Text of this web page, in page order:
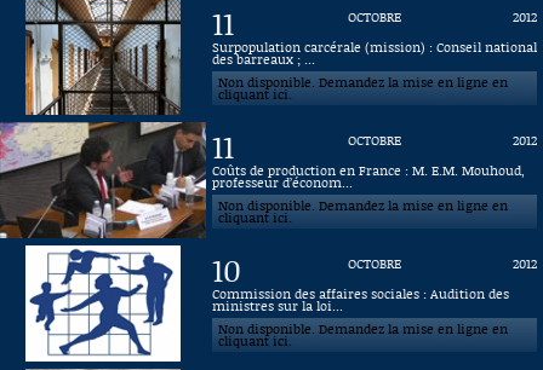
11 OCTOBRE
2012
Surpopulation carcérale (mission) : Conseil national
des barreaux ; ...
Non disponible. Demandez la mise en ligne en
cliquant ici.
11 OCTOBRE
2012
Coûts de production en France : M. E.M. Mouhoud,
professeur d’économ...
Non disponible. Demandez la mise en ligne en
cliquant ici.
10 OCTOBRE
2012
Commission des affaires sociales : Audition des
ministres sur la loi...
Non disponible. Demandez la mise en ligne en
cliquant ici.